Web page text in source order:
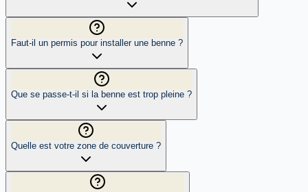
Faut-il un permis pour installer une benne ?
Que se passe-t-il si la benne est trop pleine ?
Quelle est votre zone de couverture ?